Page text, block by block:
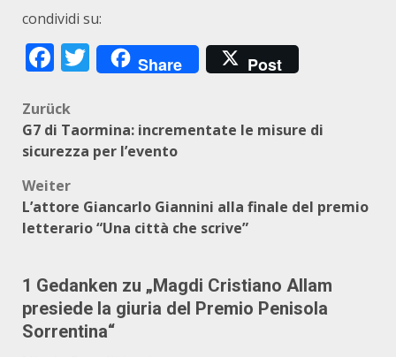
condividi su:
Facebook
Twitter
Share Post
Beitragsnavigation
Zurück
G7 di Taormina: incrementate le misure di
sicurezza per l’evento
Weiter
L’attore Giancarlo Giannini alla finale del premio
letterario “Una città che scrive”
1 Gedanken zu „Magdi Cristiano Allam
presiede la giuria del Premio Penisola
Sorrentina“